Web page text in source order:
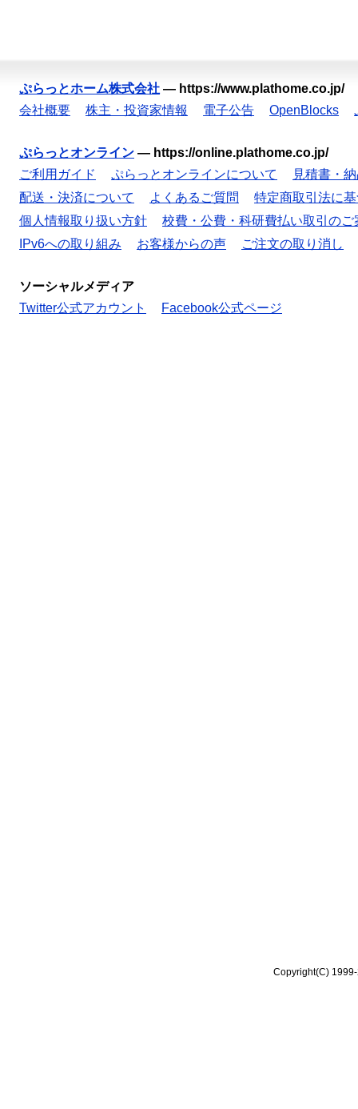
ぷらっとホーム株式会社 — https://www.plathome.co.jp/
会社概要
株主・投資家情報 電子公告 OpenBlocks
ぷらっとオンライン — https://online.plathome.co.jp/
ご利用ガイド
ぷらっとオンラインについて
見積書・
配送・決済について
よくあるご質問
特定商取引法に
個人情報取り扱い方針
校費・公費・科研費払い取引のご
IPv6への取り組み
お客様からの声 ご注文の取り消し
ソーシャルメディア
Twitter公式アカウント
Facebook公式ページ
Copyright(C)